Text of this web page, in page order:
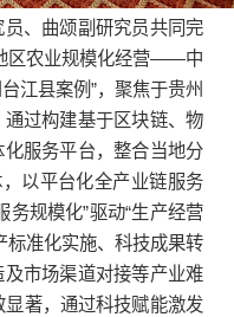
、曲颂副研究员共同完
区农业规模化经营——中
江县案例”，聚焦于贵州
过构建基于区块链、物
服务平台，整合当地分
以平台化全产业链服务
务规模化”驱动“生产经营
标准化实施、科技成果转
市场渠道对接等产业难
著，通过科技赋能激发